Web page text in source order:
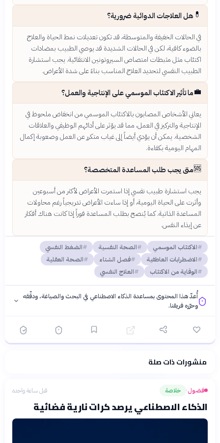
💊 هل العلاجات الدوائية ضرورية؟
في الحالات الخفيفة والمتوسطة، قد تكون تعديلات نمط الحياة والعلاج
بالضوء كافية، لكن في الحالات الشديدة قد يوصي الطبيب بمضادات
اكتئاب مثل مثبطات امتصاص السيروتونين الانتقائية. يجب استشارة
الطبيب النفسي لتحديد العلاج المناسب بناءً على شدة الأعراض.
💼ما تأثير الاكتئاب الموسمي على الإنتاجية والعمل؟
يعاني الأشخاص المصابون بالاكتئاب الموسمي من انخفاض ملحوظ في
الإنتاجية والتركيز في العمل، مما قد يؤثر على أدائهم الوظيفي والعلاقات
الشخصية. يمكن أن يؤدي أيضاً إلى غياب متكرر عن العمل وصعوبة إكمال
المهام اليومية بكفاءة.
🆘متى يجب طلب المساعدة المتخصصة؟
يجب استشارة طبيب نفسي إذا استمرت الأعراض لأكثر من أسبوعين
وأثرت على الحياة اليومية، أو إذا ساءت الأعراض تدريجياً رغم محاولات
المساعدة الذاتية. كما يُنصح بطلب المساعدة فوراً إذا كانت هناك أفكار
عن إيذاء النفس.
الاكتئاب الموسمي الصحة النفسية
الضغط النفسي
الاضطرابات العاطفية
فصل الشتاء
الصحة العقلية
الوقاية من الاكتئاب
العلاج النفسي
أُعدّ هذا المحتوى بمساعدة الذكاء الاصطناعي في البحث والصياغة، ودقّقه
وحرّره فريقنا.
فلسفتنا المعرفية· سياسة الذكاء الاصطناعيمنشورات ذات صلة
فضول› خلاصة قبل ساعة واحدة
الذكاء الاصطناعي يرصد كرات نارية فضائية